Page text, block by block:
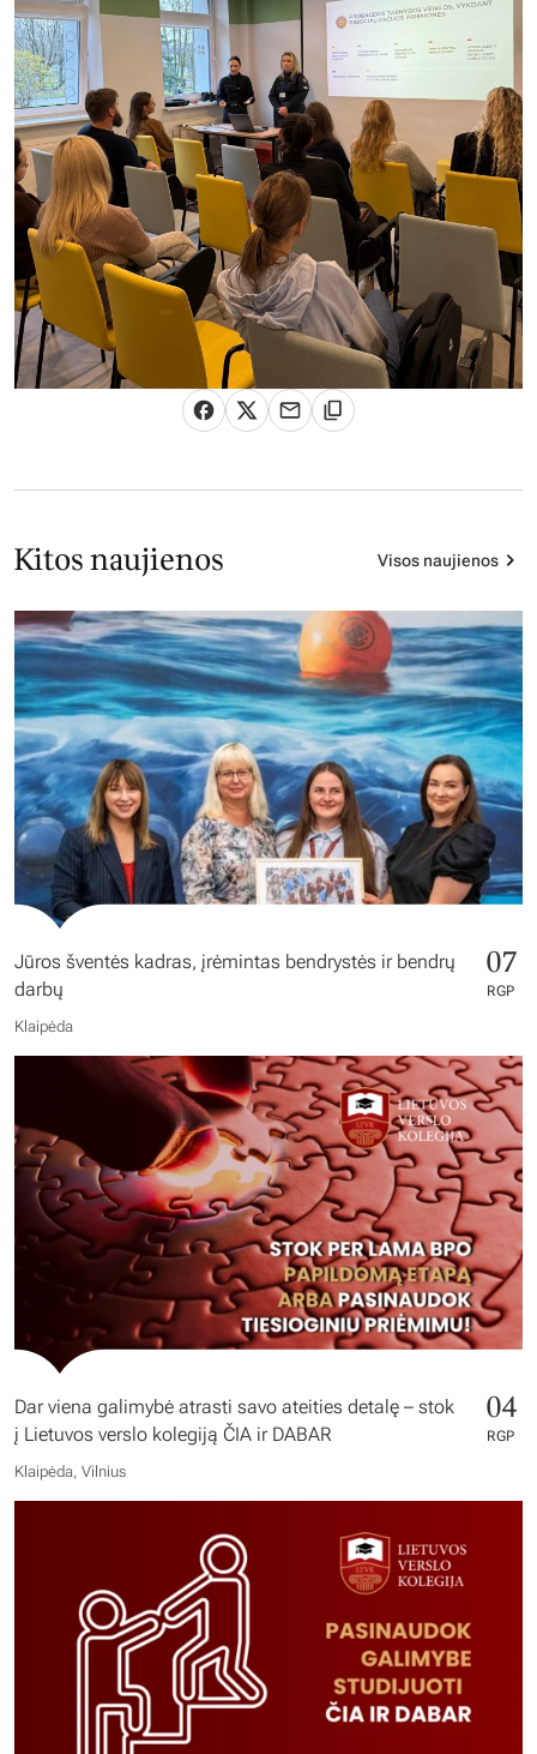
Kitos naujienos Visos naujienos
Jūros šventės kadras, įrėmintas bendrystės ir bendrų
darbų
07
RGP
Klaipėda
Dar viena galimybė atrasti savo ateities detalę – stok
į Lietuvos verslo kolegiją ČIA ir DABAR
04
RGP
Klaipėda, Vilnius